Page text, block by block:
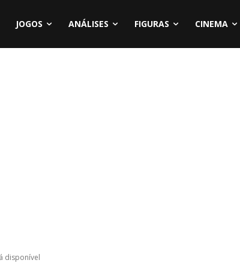
JOGOS ANÁLISES FIGURAS CINEMA
disponível